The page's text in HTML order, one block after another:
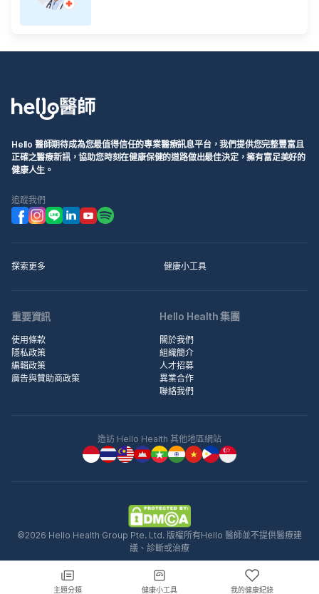
主題分類 健康小工具 我的健康紀錄
Hello 醫師期待成為您最值得信任的專業醫療訊息平台，我們提供您完整豐富且
正確之醫療新訊，協助您時刻在健康保健的道路做出最佳決定，擁有富足美好的
健康人生。
追蹤我們
探索更多 健康小工具
重要資訊
使用條款
隱私政策
編輯政策
廣告與贊助商政策
Hello Health 集團
關於我們
組織簡介
人才招募
異業合作
聯絡我們
造訪 Hello Health 其他地區網站
©2026 Hello Health Group Pte. Ltd. 版權所有Hello 醫師並不提供醫療建
議、診斷或治療